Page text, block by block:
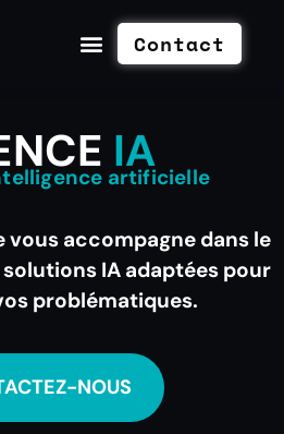
Contact
IA
artificielle
vous accompagne dans le
IA adaptées pour
problématiques.
NOUS